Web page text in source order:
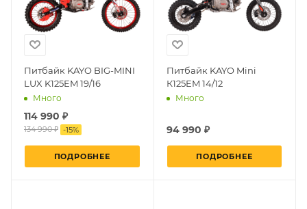
Питбайк KAYO BIG-MINI
LUX K125EM 19/16
Много
114 990 ₽
134 990 ₽ -15%
ПОДРОБНЕЕ
Питбайк KAYO Mini
К125EM 14/12
Много
94 990 ₽
ПОДРОБНЕЕ